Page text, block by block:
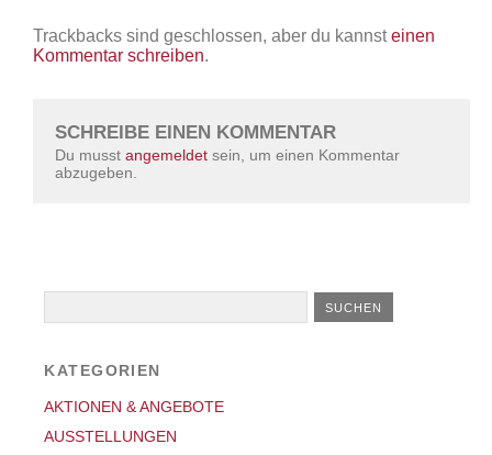
Trackbacks sind geschlossen, aber du kannsteinen
Kommentar schreiben.
SCHREIBE EINEN KOMMENTAR
Du musstangemeldet sein, um einen Kommentar
abzugeben.
KATEGORIEN
AKTIONEN & ANGEBOTE
AUSSTELLUNGEN